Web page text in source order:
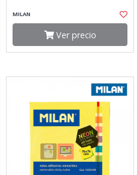
MILAN
Ver precio